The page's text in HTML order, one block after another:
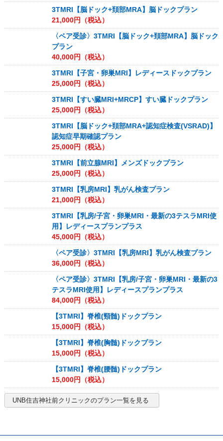
3TMRI【脳ドック+頚部MRA】脳ドックプラン
21,000円（税込）
〈ペア受診〉3TMRI【脳ドック+頚部MRA】脳ドック
プラン
40,000円（税込）
3TMRI【子宮・卵巣MRI】レディースドックプラン
25,000円（税込）
3TMRI【すい臓MRI+MRCP】すい臓ドックプラン
25,000円（税込）
3TMRI【脳ドック+頚部MRA+認知症検査(VSRAD)】
認知症早期確認プラン
25,000円（税込）
3TMRI【前立腺MRI】メンズドックプラン
25,000円（税込）
3TMRI【乳房MRI】乳がん検査プラン
21,000円（税込）
3TMRI【乳房/子宮・卵巣MRI・最新の3テスラMRI使
用】レディースプランプラス
45,000円（税込）
〈ペア受診〉3TMRI【乳房MRI】乳がん検査プラン
36,000円（税込）
〈ペア受診〉3TMRI【乳房/子宮・卵巣MRI・最新の3
テスラMRI使用】レディースプランプラス
84,000円（税込）
【3TMRI】脊椎(頸髄)ドックプラン
15,000円（税込）
【3TMRI】脊椎(胸髄)ドックプラン
15,000円（税込）
【3TMRI】脊椎(腰髄)ドックプラン
15,000円（税込）
UNB住吉神社前クリニックのプラン一覧を見る